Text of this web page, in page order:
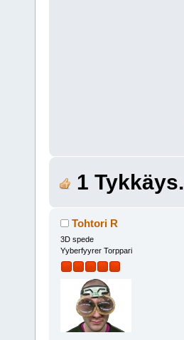
1 Tykkäys.
Tohtori R
3D spede
Yyberfyyrer Torppari